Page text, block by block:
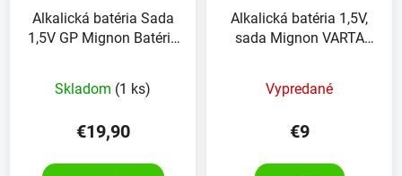
Alkalická batéria Sada
1,5V GP Mignon Batéria
Skladom (1 ks)
€19,90
Alkalická batéria 1,5V,
sada Mignon VARTA
Vypredané
€9